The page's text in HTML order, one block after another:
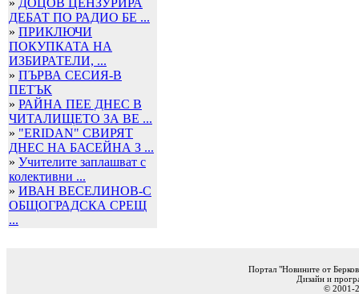
» ДОЦОВ ЦЕНЗУРИРА
ДЕБАТ ПО РАДИО БЕ ...
» ПРИКЛЮЧИ
ПОКУПКАТА НА
ИЗБИРАТЕЛИ, ...
» ПЪРВА СЕСИЯ-В
ПЕТЪК
» РАЙНА ПЕЕ ДНЕС В
ЧИТАЛИЩЕТО ЗА ВЕ ...
» "ERIDAN" СВИРЯТ
ДНЕС НА БАСЕЙНА З ...
» Учителите заплашват с
колективни ...
» ИВАН ВЕСЕЛИНОВ-С
ОБЩОГРАДСКА СРЕЩ
...
Портал "Новините от
Дизайн и
© 2001-